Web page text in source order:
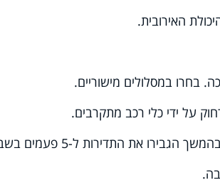
האירובית.
בחרו במסלולים מישוריים.
על ידי כלי רכב מתקרבים.